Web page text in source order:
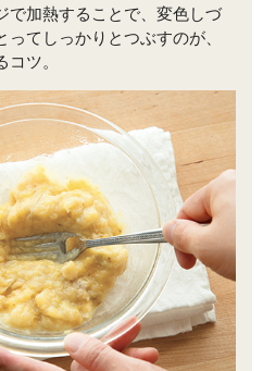
で加熱することで、変色しづ
てしっかりとつぶすのが、
ツ。